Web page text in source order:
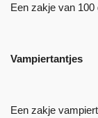
Een zakje van 100
Vampiertantjes
Een zakje